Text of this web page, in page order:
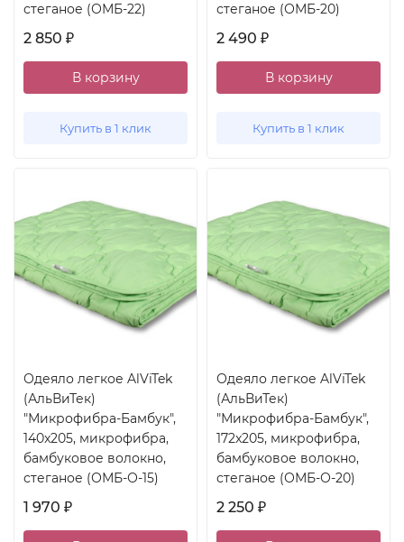
стеганое (ОМБ-22)
2 850 ₽
В корзину
Купить в 1 клик
стеганое (ОМБ-20)
2 490 ₽
В корзину
Купить в 1 клик
Одеяло легкое AlViTek
(АльВиТек)
"Микрофибра-Бамбук",
140x205, микрофибра,
бамбуковое волокно,
стеганое (ОМБ-О-15)
1 970 ₽
Одеяло легкое AlViTek
(АльВиТек)
"Микрофибра-Бамбук",
172x205, микрофибра,
бамбуковое волокно,
стеганое (ОМБ-О-20)
2 250 ₽